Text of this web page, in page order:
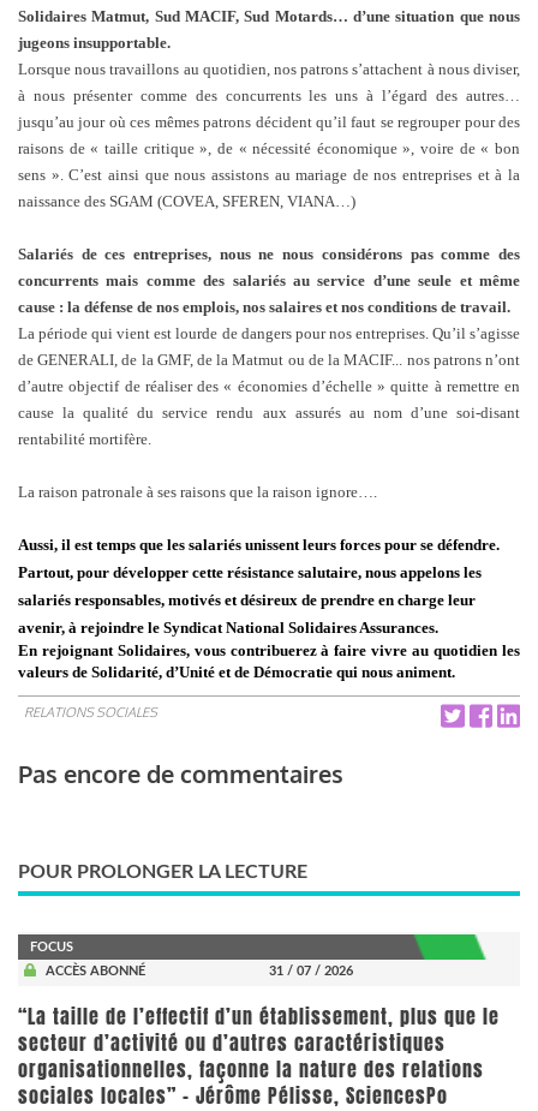
Solidaires Matmut, Sud MACIF, Sud Motards… d’une situation que nous
jugeons insupportable.
Lorsque nous travaillons au quotidien, nos patrons s’attachent à nous diviser,
à nous présenter comme des concurrents les uns à l’égard des autres…
jusqu’au jour où ces mêmes patrons décident qu’il faut se regrouper pour des
raisons de « taille critique », de « nécessité économique », voire de « bon
sens ». C’est ainsi que nous assistons au mariage de nos entreprises et à la
naissance des SGAM (COVEA, SFEREN, VIANA…)
Salariés de ces entreprises, nous ne nous considérons pas comme des
concurrents mais comme des salariés au service d’une seule et même
cause : la défense de nos emplois, nos salaires et nos conditions de travail.
La période qui vient est lourde de dangers pour nos entreprises. Qu’il s’agisse
de GENERALI, de la GMF, de la Matmut ou de la MACIF... nos patrons n’ont
d’autre objectif de réaliser des « économies d’échelle » quitte à remettre en
cause la qualité du service rendu aux assurés au nom d’une soi-disant
rentabilité mortifère.
La raison patronale à ses raisons que la raison ignore….
Aussi, il est temps que les salariés unissent leurs forces pour se défendre.
Partout, pour développer cette résistance salutaire, nous appelons les
salariés responsables, motivés et désireux de prendre en charge leur
avenir, à rejoindre le Syndicat National Solidaires Assurances.
En rejoignant Solidaires, vous contribuerez à faire vivre au quotidien les
valeurs de Solidarité, d’Unité et de Démocratie qui nous animent.
RELATIONS SOCIALES
Pas encore de commentaires
POUR PROLONGER LA LECTURE
FOCUS
ACCÈS ABONNÉ
31 / 07 / 2026
“La taille de l’effectif d’un établissement, plus que le
secteur d’activité ou d’autres caractéristiques
organisationnelles, façonne la nature des relations
sociales locales” - Jérôme Pélisse, SciencesPo